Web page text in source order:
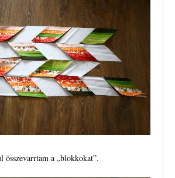
összevarrtam a „blokkokat”.